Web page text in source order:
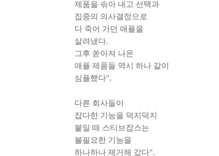
제품을 솎아 내고 선택과
집중의 의사결정으로
다 죽어 가던 애플을
살려냈다.
그후 쏟아져 나온
애플 제품들 역시 하나 같이
심플했다".
다른 회사들이
잡다한 기능을 덕지덕지
붙일 때 스티브잡스는
불필요한 기능을
하나하나 제거해 갔다".